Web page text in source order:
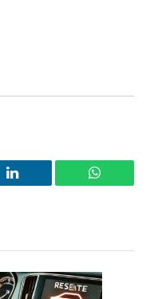
LinkedIn